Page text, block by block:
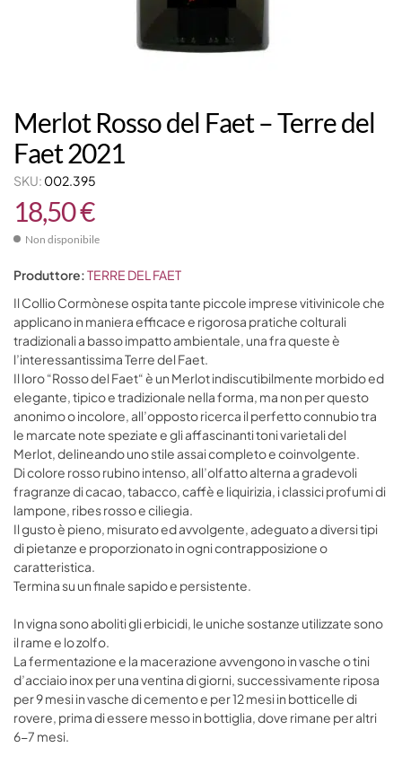
Merlot Rosso del Faet – Terre del
Faet 2021
SKU: 002.395
18,50€
Non disponibile
Produttore:TERRE DEL FAET
Il Collio Cormònese ospita tante piccole imprese vitivinicole che
applicano in maniera efficace e rigorosa pratiche colturali
tradizionali a basso impatto ambientale, una fra queste è
l’interessantissima Terre del Faet.
Il loro “Rosso del Faet“ è un Merlot indiscutibilmente morbido ed
elegante, tipico e tradizionale nella forma, ma non per questo
anonimo o incolore, all’opposto ricerca il perfetto connubio tra
le marcate note speziate e gli affascinanti toni varietali del
Merlot, delineando uno stile assai completo e coinvolgente.
Di colore rosso rubino intenso, all’olfatto alterna a gradevoli
fragranze di cacao, tabacco, caffè e liquirizia, i classici profumi di
lampone, ribes rosso e ciliegia.
Il gusto è pieno, misurato ed avvolgente, adeguato a diversi tipi
di pietanze e proporzionato in ogni contrapposizione o
caratteristica.
Termina su un finale sapido e persistente.
In vigna sono aboliti gli erbicidi, le uniche sostanze utilizzate sono
il rame e lo zolfo.
La fermentazione e la macerazione avvengono in vasche o tini
d’acciaio inox per una ventina di giorni, successivamente riposa
per 9 mesi in vasche di cemento e per 12 mesi in botticelle di
rovere, prima di essere messo in bottiglia, dove rimane per altri
6-7 mesi.